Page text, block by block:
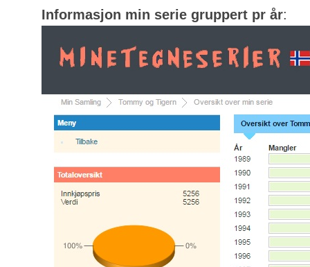
Informasjon min serie gruppert pr år: